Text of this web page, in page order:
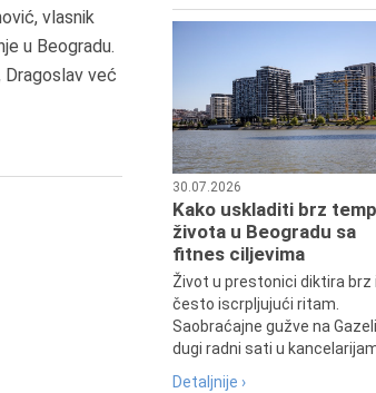
vlasnik
u Beogradu.
već
30.07.2026
Kako uskladiti brz
života u Beogradu sa
fitnes ciljevima
Život u prestonici diktira brz i
često iscrpljujući ritam.
Saobraćajne gužve na
dugi radni sati u
Detaljnije ›
Preminula je Zorka Boljanović,
vazduhoplovni inženjer,
Udruženja žena pilota